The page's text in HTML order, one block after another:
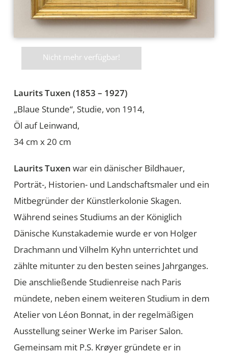
Nicht mehr verfügbar!
Laurits Tuxen (1853 – 1927)
„Blaue Stunde“, Studie, von 1914,
Öl auf Leinwand,
34 cm x 20 cm
Laurits Tuxen war ein dänischer Bildhauer,
Porträt-, Historien- und Landschaftsmaler und ein
Mitbegründer der Künstlerkolonie Skagen.
Während seines Studiums an der Königlich
Dänische Kunstakademie wurde er von Holger
Drachmann und Vilhelm Kyhn unterrichtet und
zählte mitunter zu den besten seines Jahrganges.
Die anschließende Studienreise nach Paris
mündete, neben einem weiteren Studium in dem
Atelier von Léon Bonnat, in der regelmäßigen
Ausstellung seiner Werke im Pariser Salon.
Gemeinsam mit P.S. Krøyer gründete er in